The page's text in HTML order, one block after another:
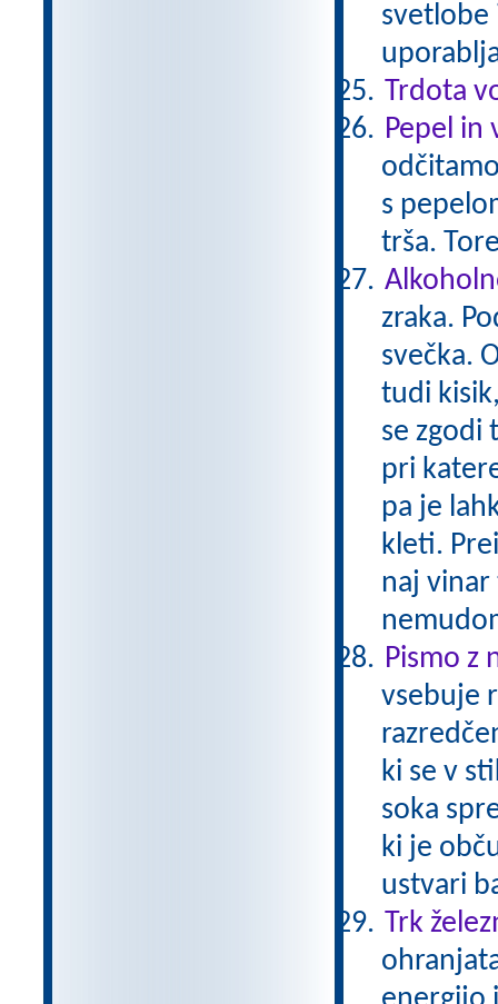
svetlobe
Trdota
Pepel in
s
trša.
zraka.
svečka.
tudi
se zgodi
pri
pa je
kleti.
naj vinar
Pismo z
vsebuje
ki se v
soka
ki je
ustvari
Trk